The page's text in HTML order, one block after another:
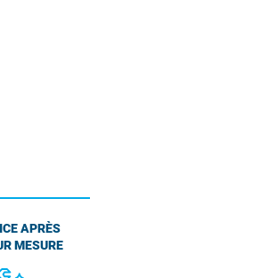
APRÈS
MESURE